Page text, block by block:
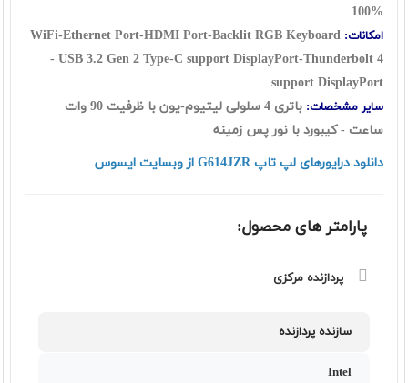
100%
امکانات: WiFi-Ethernet Port-HDMI Port-Backlit RGB Keyboard
- USB 3.2 Gen 2 Type-C support DisplayPort-Thunderbolt 4
support DisplayPort
سایر مشخصات:
باتری 4 سلولی لیتیوم-یون با ظرفیت 90 وات
ساعت - کیبورد با نور پس زمینه
دانلود درایورهای لپ تاپ G614JZR از وبسایت ایسوس
پارامتر های محصول:
پردازنده مرکزی
سازنده پردازنده
Intel